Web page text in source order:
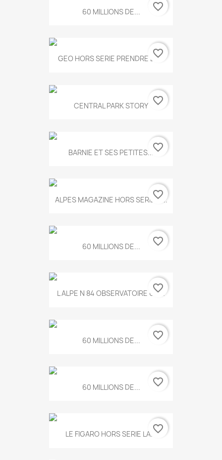
60 MILLIONS DE... favorite_border
GEO HORS SERIE PRENDRE LE...
favorite_border
CENTRAL PARK STORY favorite_border
BARNIE ET SES PETITES...favorite_border
ALPES MAGAZINE HORS SERIE N...
favorite_border
60 MILLIONS DE... favorite_border
L ALPE N 84 OBSERVATOIRE UN...
favorite_border
60 MILLIONS DE... favorite_border
60 MILLIONS DE... favorite_border
LE FIGARO HORS SERIE LA...favorite_border